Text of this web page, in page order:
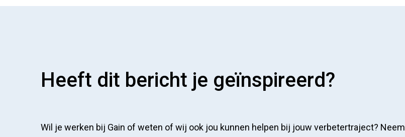
Heeft dit bericht je geïnspireerd?
Wil je werken bij Gain of weten of wij ook jou kunnen helpen bij jouw verbetertraject? Neem